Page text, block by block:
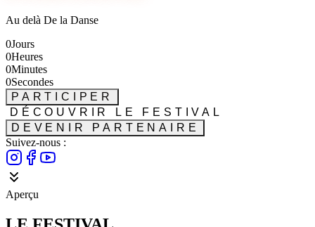
Au delà De la Danse
0Jours
0Heures
0Minutes
0Secondes
PARTICIPER
DÉCOUVRIR LE FESTIVAL
DEVENIR PARTENAIRE
Suivez-nous :
Aperçu